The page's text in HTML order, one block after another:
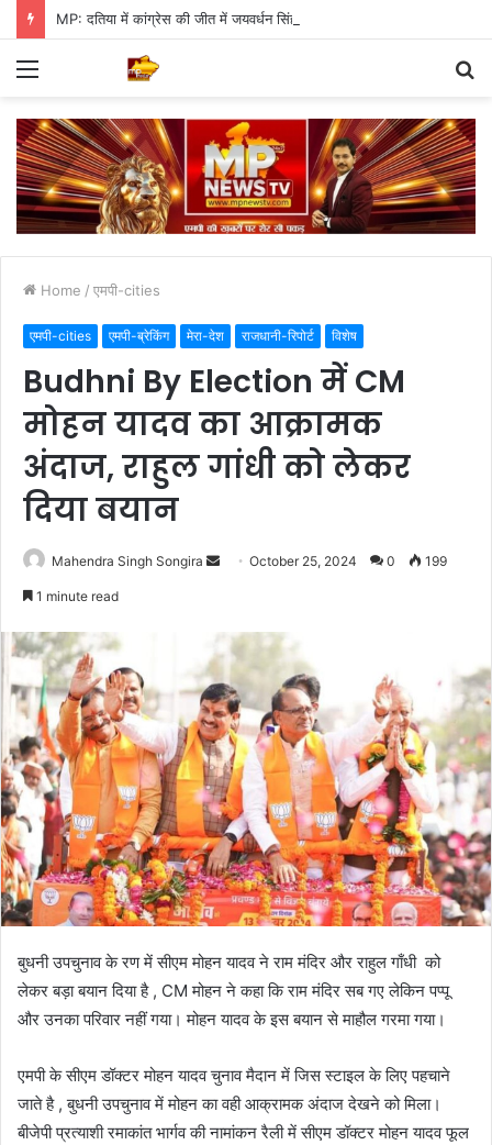
MP: दतिया में कांग्रेस की जीत में जयवर्धन सिंह का जादू, 35 में 30 बूथ जीते
Menu
Home / एमपी-cities
एमपी-cities एमपी-ब्रेकिंग मेरा-देश राजधानी-रिपोर्ट विशेष
Budhni By Election में CM
मोहन यादव का आक्रामक
अंदाज, राहुल गांधी को लेकर
दिया बयान
Mahendra Singh Songira
SendOctober 25, 2024 0 199
1 minute read
बुधनी उपचुनाव के रण में सीएम मोहन यादव ने राम मंदिर और राहुल गाँधी को
लेकर बड़ा बयान दिया है , CM मोहन ने कहा कि राम मंदिर सब गए लेकिन पप्पू
और उनका परिवार नहीं गया। मोहन यादव के इस बयान से माहौल गरमा गया।
एमपी के सीएम डॉक्टर मोहन यादव चुनाव मैदान में जिस स्टाइल के लिए पहचाने
जाते है , बुधनी उपचुनाव में मोहन का वही आक्रामक अंदाज देखने को मिला।
बीजेपी प्रत्याशी रमाकांत भार्गव की नामांकन रैली में सीएम डॉक्टर मोहन यादव फूल